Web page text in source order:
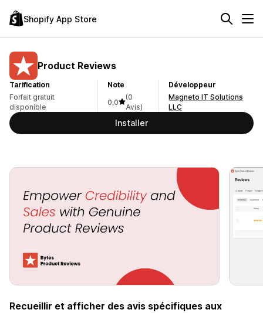
Shopify App Store
Product Reviews
Tarification
Forfait gratuit
disponible
Note
0,0
(0
Avis)
Développeur
Magneto IT Solutions
LLC
Installer
Recueillir et afficher des avis spécifiques aux